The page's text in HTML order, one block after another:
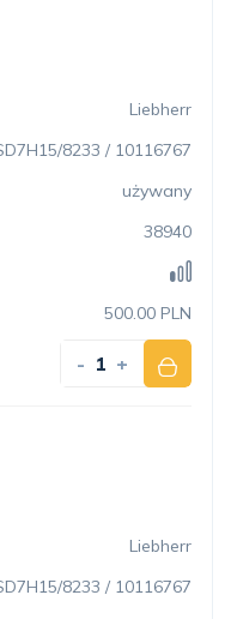
Liebherr
8233 / 10116767
używany
38940
500.00 PLN
- +
Liebherr
8233 / 10116767